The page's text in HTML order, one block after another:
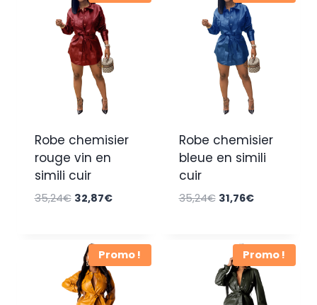
Robe chemisier
rouge vin en
simili cuir
35,24€ Le
était :
35,24€.
32,87€Le
est :
32,87€.
Robe chemisier
bleue en simili
cuir
35,24€ Le
était :
35,24€.
31,76€Le
est :
31,76€.
Promo ! Promo !